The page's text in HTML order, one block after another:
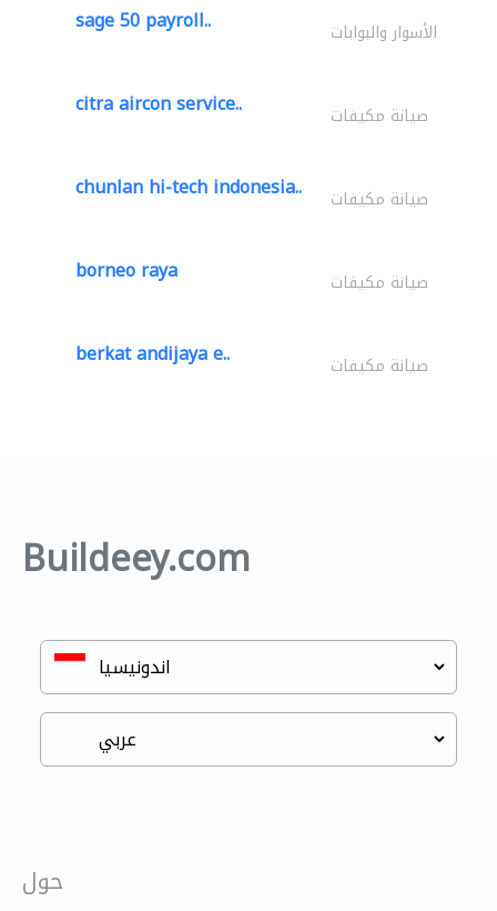
sage 50 payroll.. الأسوار والبوابات
citra aircon service.. صيانة مكيفات
chunlan hi-tech indonesia.. صيانة مكيفات
borneo raya صيانة مكيفات
berkat andijaya e.. صيانة مكيفات
Buildeey.com
حول